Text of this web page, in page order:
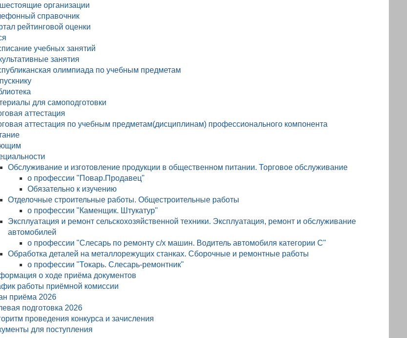
организации
справочник
рейтинговой оценки
учебных занятий
занятия
олимпиада по учебным предметам
для самоподготовки
аттестация
аттестация по учебным предметам(дисциплинам) профессионального компонента
Обслуживание и изготовление продукции в общественном питании. Торговое обслуживание
о профессии "Повар.Продавец"
Обязательно к изучению
Отделочные строительные работы. Общестроительные работы
о профессии "Каменщик. Штукатур"
Эксплуатация и ремонт сельскохозяйственной техники. Эксплуатация, ремонт и обслуживание
автомобилей
о профессии "Слесарь по ремонту с/х машин. Водитель автомобиля категории С"
Обработка деталей на металлорежущих станках. Сборочные и ремонтные работы
о профессии "Токарь. Слесарь-ремонтник"
о ходе приёма документов
работы приёмной комиссии
приёма 2026
подготовка 2026
проведения конкурса и зачисления
для поступления